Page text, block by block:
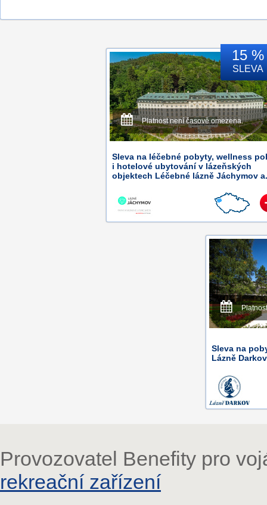
15 %
SLEVA
Platnost není časově omezena.
Sleva na léčebné pobyty, wellness
i hotelové ubytování v lázeňských
objektech Léčebné lázně Jáchymov
Sleva na
Lázně
Provozovatel Benefity pro
rekreační zařízení